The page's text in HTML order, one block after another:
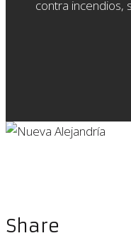
contra incendios,
Share